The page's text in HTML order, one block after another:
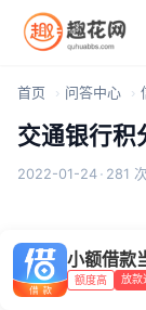
首页 问答中心
交通银行积
2022-01-24 · 281
小额借款
额度高 放款